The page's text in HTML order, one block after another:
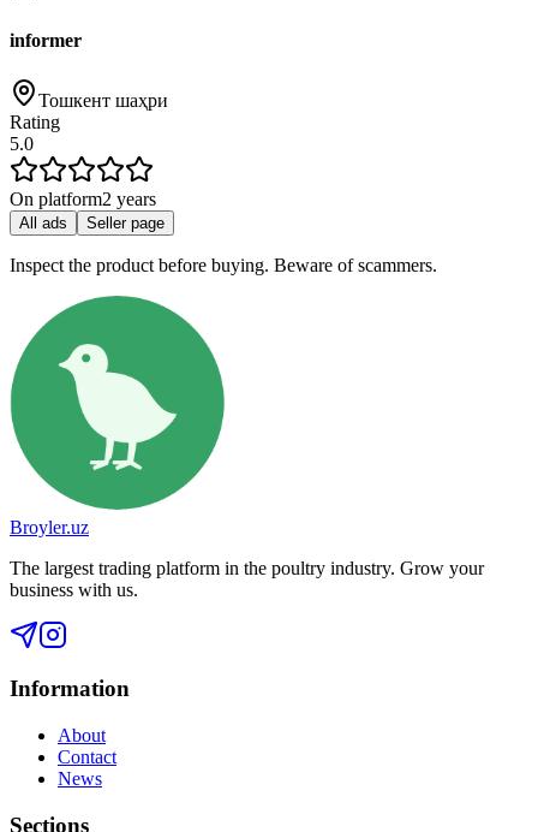
informer
Тошкент шаҳри
Rating
5.0
On platform2 years
All ads Seller page
Inspect the product before buying. Beware of scammers.
Broyler.uz
The largest trading platform in the poultry industry. Grow your
business with us.
Information
About
Contact
News
Sections